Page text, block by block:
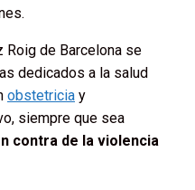
Roig de Barcelona se
dedicados a la salud
obstetricia y
siempre que sea
contra de la violencia